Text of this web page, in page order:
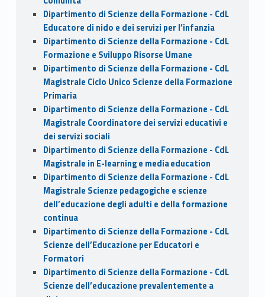
Dipartimento di Scienze della Formazione - CdL
Educatore di nido e dei servizi per l’infanzia
Dipartimento di Scienze della Formazione - CdL
Formazione e Sviluppo Risorse Umane
Dipartimento di Scienze della Formazione - CdL
Magistrale Ciclo Unico Scienze della Formazione
Primaria
Dipartimento di Scienze della Formazione - CdL
Magistrale Coordinatore dei servizi educativi e
dei servizi sociali
Dipartimento di Scienze della Formazione - CdL
Magistrale in E-learning e media education
Dipartimento di Scienze della Formazione - CdL
Magistrale Scienze pedagogiche e scienze
dell’educazione degli adulti e della formazione
continua
Dipartimento di Scienze della Formazione - CdL
Scienze dell’Educazione per Educatori e
Formatori
Dipartimento di Scienze della Formazione - CdL
Scienze dell’educazione prevalentemente a